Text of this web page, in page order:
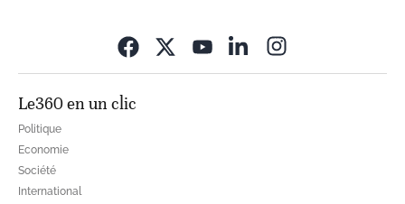
Le360 en un clic
Politique
Economie
Société
International